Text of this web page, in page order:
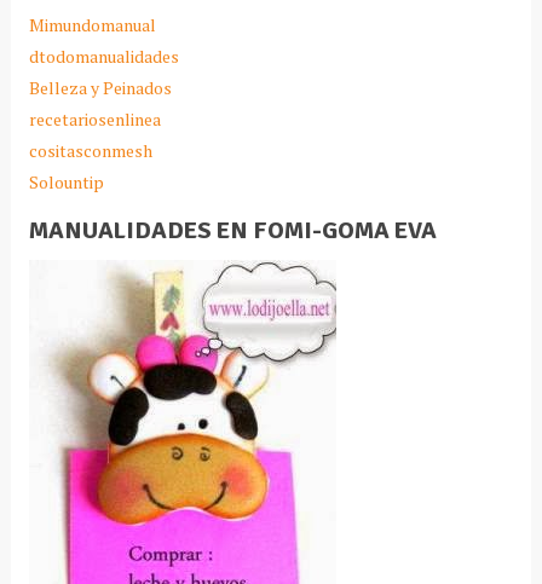
Mimundomanual
dtodomanualidades
Belleza y Peinados
recetariosenlinea
cositasconmesh
Solountip
MANUALIDADES EN FOMI-GOMA EVA